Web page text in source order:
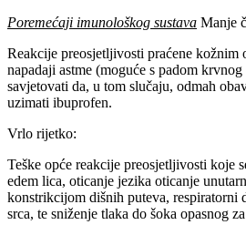
Poremećaji imunološkog sustava Manje
Reakcije preosjetljivosti praćene kožnim
napadaji astme (moguće s padom
savjetovati da, u tom slučaju, odmah
uzimati ibuprofen.
Vrlo rijetko:
Teške opće reakcije preosjetljivosti koje
edem lica, oticanje jezika oticanje
konstrikcijom dišnih puteva, respiratorni
srca, te sniženje tlaka do šoka opasnog